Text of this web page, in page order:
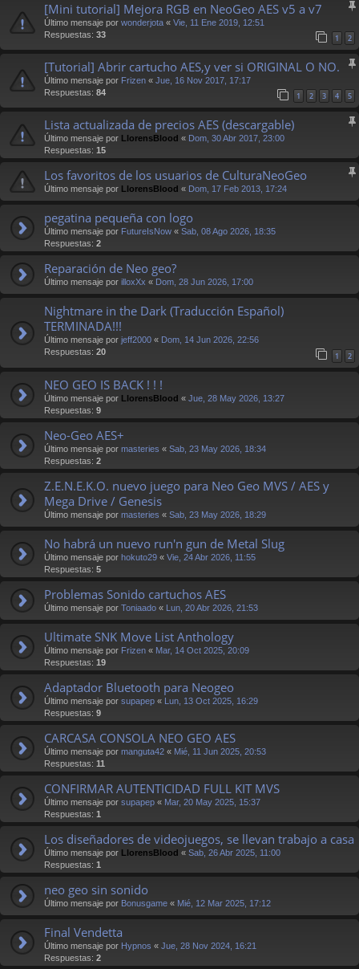
[Mini tutorial] Mejora RGB en NeoGeo AES v5 a v7
Último mensaje por wonderjota « Vie, 11 Ene 2019, 12:51
Respuestas: 33 1 2
[Tutorial] Abrir cartucho AES,y ver si ORIGINAL O NO.
Último mensaje por Frizen « Jue, 16 Nov 2017, 17:17
Respuestas: 84 1 2 3 4 5
Lista actualizada de precios AES (descargable)
Último mensaje por LlorensBlood « Dom, 30 Abr 2017, 23:00
Respuestas: 15
Los favoritos de los usuarios de CulturaNeoGeo
Último mensaje por LlorensBlood « Dom, 17 Feb 2013, 17:24
pegatina pequeña con logo
Último mensaje por FutureIsNow « Sab, 08 Ago 2026, 18:35
Respuestas: 2
Reparación de Neo geo?
Último mensaje por illoxXx « Dom, 28 Jun 2026, 17:00
Nightmare in the Dark (Traducción Español)
TERMINADA!!!
Último mensaje por jeff2000 « Dom, 14 Jun 2026, 22:56
Respuestas: 20 1 2
NEO GEO IS BACK ! ! !
Último mensaje por LlorensBlood « Jue, 28 May 2026, 13:27
Respuestas: 9
Neo-Geo AES+
Último mensaje por masteries « Sab, 23 May 2026, 18:34
Respuestas: 2
Z.E.N.E.K.O. nuevo juego para Neo Geo MVS / AES y
Mega Drive / Genesis
Último mensaje por masteries « Sab, 23 May 2026, 18:29
No habrá un nuevo run'n gun de Metal Slug
Último mensaje por hokuto29 « Vie, 24 Abr 2026, 11:55
Respuestas: 5
Problemas Sonido cartuchos AES
Último mensaje por Toniaado « Lun, 20 Abr 2026, 21:53
Ultimate SNK Move List Anthology
Último mensaje por Frizen « Mar, 14 Oct 2025, 20:09
Respuestas: 19
Adaptador Bluetooth para Neogeo
Último mensaje por supapep « Lun, 13 Oct 2025, 16:29
Respuestas: 9
CARCASA CONSOLA NEO GEO AES
Último mensaje por manguta42 « Mié, 11 Jun 2025, 20:53
Respuestas: 11
CONFIRMAR AUTENTICIDAD FULL KIT MVS
Último mensaje por supapep « Mar, 20 May 2025, 15:37
Respuestas: 1
Los diseñadores de videojuegos, se llevan trabajo a casa
Último mensaje por LlorensBlood « Sab, 26 Abr 2025, 11:00
Respuestas: 1
neo geo sin sonido
Último mensaje por Bonusgame « Mié, 12 Mar 2025, 17:12
Final Vendetta
Último mensaje por Hypnos « Jue, 28 Nov 2024, 16:21
Respuestas: 2